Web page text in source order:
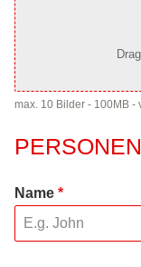
max. 10 Bilder - 100MB
Name *